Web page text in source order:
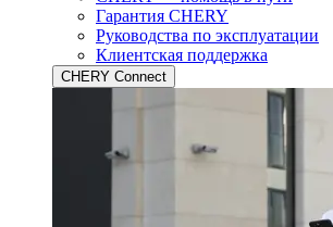
Гарантия CHERY
Руководства по эксплуатации
Клиентская поддержка
CHERY Connect